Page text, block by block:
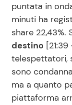
puntata in
minuti ha
share 22,43%.
destino
telespettatori,
sono
ma a quanto
piattaforma